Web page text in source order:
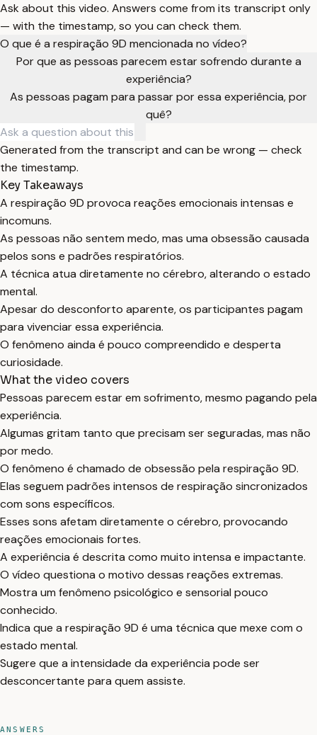
Ask about this video. Answers come from its transcript only
— with the timestamp, so you can check them.
O que é a respiração 9D mencionada no vídeo?
Por que as pessoas parecem estar sofrendo durante a
experiência?
As pessoas pagam para passar por essa experiência, por
quê?
Generated from the transcript and can be wrong — check
the timestamp.
Key Takeaways
A respiração 9D provoca reações emocionais intensas e
incomuns.
As pessoas não sentem medo, mas uma obsessão causada
pelos sons e padrões respiratórios.
A técnica atua diretamente no cérebro, alterando o estado
mental.
Apesar do desconforto aparente, os participantes pagam
para vivenciar essa experiência.
O fenômeno ainda é pouco compreendido e desperta
curiosidade.
What the video covers
Pessoas parecem estar em sofrimento, mesmo pagando pela
experiência.
Algumas gritam tanto que precisam ser seguradas, mas não
por medo.
O fenômeno é chamado de obsessão pela respiração 9D.
Elas seguem padrões intensos de respiração sincronizados
com sons específicos.
Esses sons afetam diretamente o cérebro, provocando
reações emocionais fortes.
A experiência é descrita como muito intensa e impactante.
O vídeo questiona o motivo dessas reações extremas.
Mostra um fenômeno psicológico e sensorial pouco
conhecido.
Indica que a respiração 9D é uma técnica que mexe com o
estado mental.
Sugere que a intensidade da experiência pode ser
desconcertante para quem assiste.
ANSWERS